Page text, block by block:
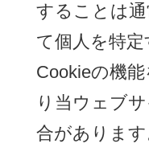
することは
て個人を特
Cookieの機
り当ウェブ
合があります